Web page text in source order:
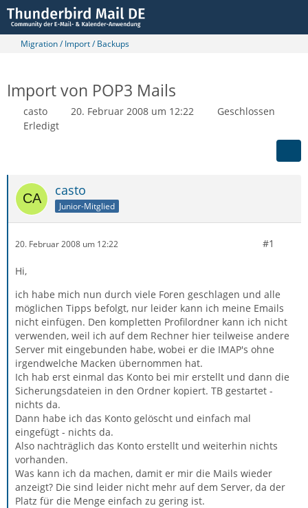
Migration / Import / Backups
Import von POP3 Mails
casto 20. Februar 2008 um 12:22
Geschlossen
Erledigt
casto
Junior-Mitglied
20. Februar 2008 um 12:22 #1
Hi,
ich habe mich nun durch viele Foren geschlagen und alle
möglichen Tipps befolgt, nur leider kann ich meine Emails
nicht einfügen. Den kompletten Profilordner kann ich nicht
verwenden, weil ich auf dem Rechner hier teilweise andere
Server mit eingebunden habe, wobei er die IMAP's ohne
irgendwelche Macken übernommen hat.
Ich hab erst einmal das Konto bei mir erstellt und dann die
Sicherungsdateien in den Ordner kopiert. TB gestartet -
nichts da.
Dann habe ich das Konto gelöscht und einfach mal
eingefügt - nichts da.
Also nachträglich das Konto erstellt und weiterhin nichts
vorhanden.
Was kann ich da machen, damit er mir die Mails wieder
anzeigt? Die sind leider nicht mehr auf dem Server, da der
Platz für die Menge einfach zu gering ist.